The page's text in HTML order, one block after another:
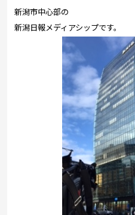
コンテンツ・ア
キッズ
ケン
Well-being
ショッピング
会社概要・ビジョン
お問い合わせ
新潟市中心部の
新潟日報メディアシップです。